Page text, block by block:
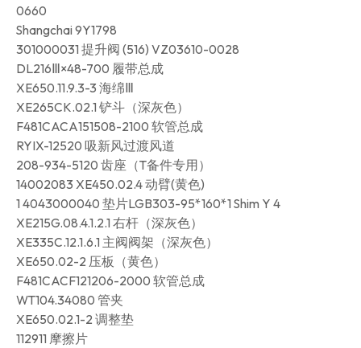
0660
Shangchai 9Y1798
301000031 提升阀 (516) VZ03610-0028
DL216Ⅲ×48-700 履带总成
XE650.11.9.3-3 海绵Ⅲ
XE265CK.02.1 铲斗（深灰色）
F481CACA151508-2100 软管总成
RYIX-12520 吸新风过渡风道
208-934-5120 齿座（T备件专用）
14002083 XE450.02.4 动臂(黄色)
1 4043000040 垫片LGB303-95*160*1 Shim Y 4
XE215G.08.4.1.2.1 右杆（深灰色）
XE335C.12.1.6.1 主阀阀架（深灰色）
XE650.02-2 压板（黄色）
F481CACF121206-2000 软管总成
WT104.34080 管夹
XE650.02.1-2 调整垫
112911 摩擦片